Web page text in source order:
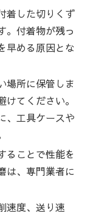
着した切りくず
。付着物が残っ
早める原因とな
場所に保管しま
てください。
、工具ケースや
ることで性能を
は、専門業者に
速度、送り速